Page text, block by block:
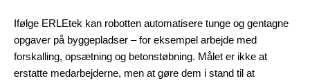
Ifølge ERLEtek kan robotten automatisere tunge og gentagne
opgaver på byggepladser – for eksempel arbejde med
forskalling, opsætning og betonstøbning. Målet er ikke at
erstatte medarbejderne, men at gøre dem i stand til at